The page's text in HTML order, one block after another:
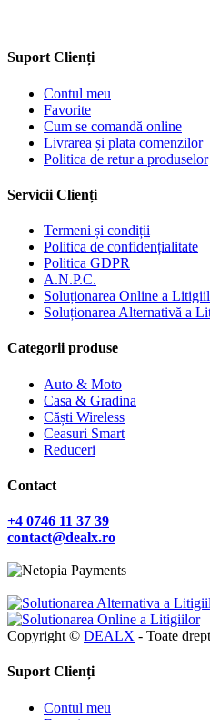
Suport Clienți
Contul meu
Favorite
Cum se comandă online
Livrarea și plata comenzilor
Politica de retur a produselor
Servicii Clienți
Termeni și condiții
Politica de confidențialitate
Politica GDPR
A.N.P.C.
Soluționarea Online a
Soluționarea Alternativă a
Categorii produse
Auto & Moto
Casa & Gradina
Căști Wireless
Ceasuri Smart
Reduceri
Contact
+4 0746 11 37 39
contact@dealx.ro
Copyright © DEALX - Toate
Suport Clienți
Contul meu